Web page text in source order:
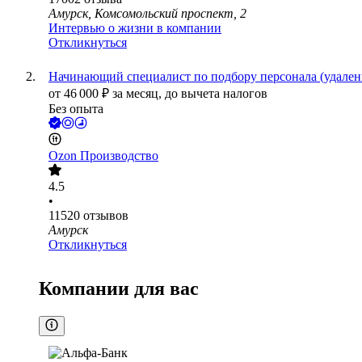
Амурск, Комсомольский проспект, 2
Интервью о жизни в компании
Откликнуться
Начинающий специалист по подбору персонала
от 46 000 ₽ за месяц, до вычета налогов
Без опыта
Ozon Производство
4.5
•
11520 отзывов
Амурск
Откликнуться
Компании для вас